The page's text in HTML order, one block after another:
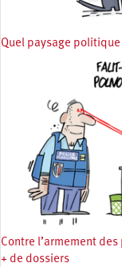
Quel paysage
Contre l’armement
+ de dossiers